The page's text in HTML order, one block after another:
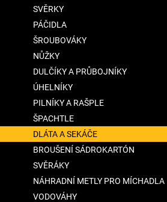
SVĚRKY
PÁČIDLA
ŠROUBOVÁKY
NŮŽKY
DULČÍKY A PRŮBOJNÍKY
ÚHELNÍKY
PILNÍKY A RAŠPLE
ŠPACHTLE
DLÁTA A SEKÁČE
BROUŠENÍ SÁDROKARTÓN
SVĚRÁKY
NÁHRADNÍ METLY PRO MÍCHADLA
VODOVÁHY